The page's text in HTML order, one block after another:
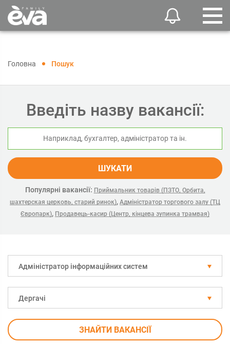
Головна Пошук
Введіть назву вакансії:
ШУКАТИ
Популярні вакансії: Приймальник товарів (ПЗТО, Орбита,
шахтерская церковь, старий ринок), Адміністратор торгового залу (ТЦ
Європарк), Продавець-касир (Центр, кінцева зупинка трамвая)
Адміністратор інформаційних систем
Дергачі
ЗНАЙТИ ВАКАНСІЇ